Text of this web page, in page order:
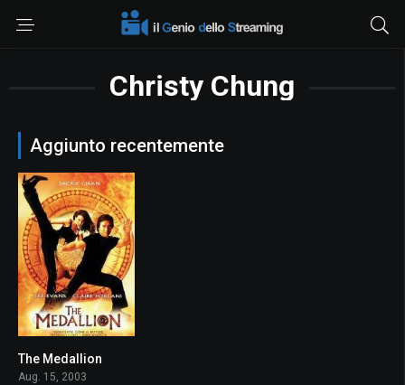
Christy Chung
Aggiunto recentemente
The Medallion
Aug. 15, 2003